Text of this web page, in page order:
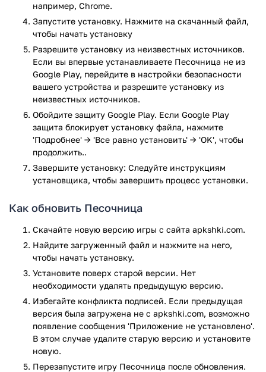
В этом приложении для вас доступно куда больше
материалов, чем просто песок. Пользователи смогут
использовать нефть, ртуть, космическую пыль, дерево,
радиационную пыль, бензин и многое другое. Вещества
вступают друг с другом в химические и физические
реакции, могут начать двигаться по экрану. Можно
нарисовать грузовик из нефти и сжечь его дотла,
например.
Хотя в игре отсутствует прохождение как таковое, но за
определенные достижения вы сможете открывать новые
материалы и создавать из них очередные шедевры.
Скачать приложение на нашем сайте можно бесплатно,
для этого вам нужен только мобильный телефон с ОС
смартфона.
Достоинства
Минимальные системные требования и размер
Незамысловатый приятный игровой процесс;
Возможность реализовать свои творческие таланты;
Огромное количество доступных материалов для
рисования;
Вещества не статичны, они взаимодействуют и
вызывают определенные реакции, делая процесс
рисования еще интереснее.
например, Chrome.
Запустите установку. Нажмите на скачанный файл,
чтобы начать установку
Разрешите установку из неизвестных источников.
Если вы впервые устанавливаете Песочница не из
Google Play, перейдите в настройки безопасности
вашего устройства и разрешите установку из
неизвестных источников.
Обойдите защиту Google Play. Если Google Play
защита блокирует установку файла, нажмите
'Подробнее' → 'Все равно установить' → 'OK', чтобы
продолжить..
Завершите установку: Следуйте инструкциям
установщика, чтобы завершить процесс установки.
Как обновить Песочница
Скачайте новую версию игры с сайта apkshki.com.
Найдите загруженный файл и нажмите на него,
чтобы начать установку.
Установите поверх старой версии. Нет
необходимости удалять предыдущую версию.
Избегайте конфликта подписей. Если предыдущая
версия была загружена не с apkshki.com, возможно
появление сообщения 'Приложение не установлено'.
В этом случае удалите старую версию и установите
новую.
Перезапустите игру Песочница после обновления.